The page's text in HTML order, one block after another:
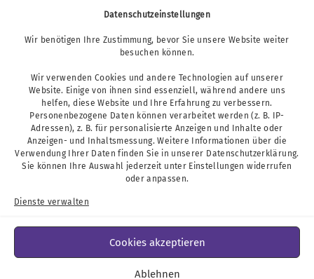
Datenschutzeinstellungen
Wir benötigen Ihre Zustimmung, bevor Sie unsere Website weiter
besuchen können.
Wir verwenden Cookies und andere Technologien auf unserer
Website. Einige von ihnen sind essenziell, während andere uns
helfen, diese Website und Ihre Erfahrung zu verbessern.
Personenbezogene Daten können verarbeitet werden (z. B. IP-
Adressen), z. B. für personalisierte Anzeigen und Inhalte oder
Anzeigen- und Inhaltsmessung. Weitere Informationen über die
Verwendung Ihrer Daten finden Sie in unserer Datenschutzerklärung.
Sie können Ihre Auswahl jederzeit unter Einstellungen widerrufen
oder anpassen.
Dienste verwalten
Cookies akzeptieren
Ablehnen
Podcast